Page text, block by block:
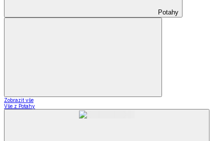
Potahy
Zobrazit vše
Vše z Potahy